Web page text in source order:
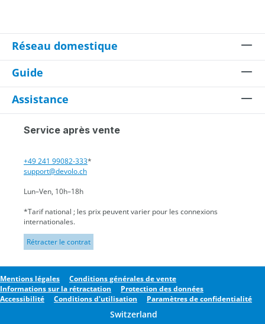
Réseau domestique
Guide
Assistance
Service après vente
+49 241 99082-333*
support@devolo.ch
Lun–Ven, 10h–18h
*Tarif national ; les prix peuvent varier pour les connexions
internationales.
Rétracter le contrat
Mentions légales
Conditions générales de vente
Informations sur la rétractation
Protection des données
Accessibilité
Conditions d'utilisation Paramètres de confidentialité
Switzerland